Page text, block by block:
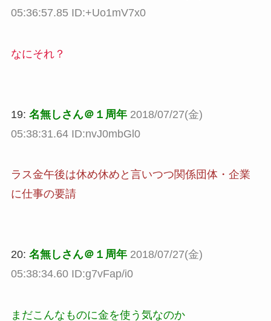
05:36:57.85 ID:+Uo1mV7x0
なにそれ？
19: 名無しさん＠１周年 2018/07/27(金)
05:38:31.64 ID:nvJ0mbGl0
ラス金午後は休め休めと言いつつ関係団体・企業
に仕事の要請
20: 名無しさん＠１周年 2018/07/27(金)
05:38:34.60 ID:g7vFap/i0
まだこんなものに金を使う気なのか